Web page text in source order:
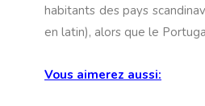
habitants des pays
en latin), alors que le
Vous aimerez aussi: